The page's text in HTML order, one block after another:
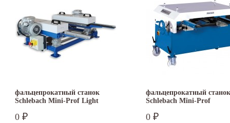
фальцепрокатный станок
Schlebach Mini-Prof Light
0 ₽
фальцепрокатный станок
Schlebach Mini-Prof
0 ₽